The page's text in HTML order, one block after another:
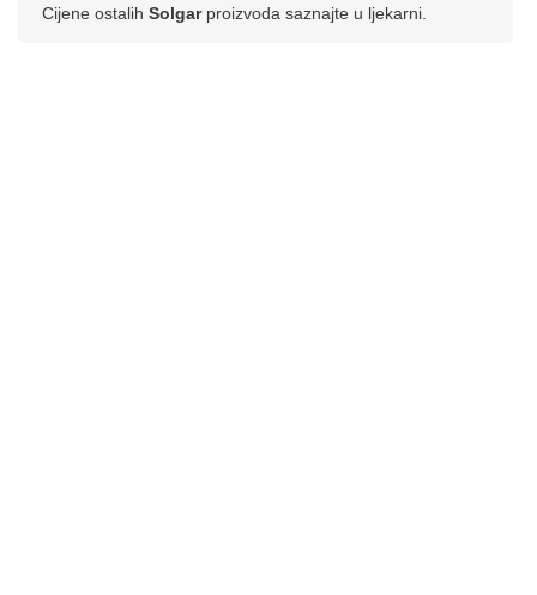
Cijene ostalih Solgarproizvoda saznajte u ljekarni.